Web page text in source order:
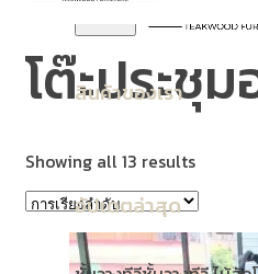
สินค้าของเรา
อัปเดตล่าสุด
โต๊ะประชุ
Showing all 13 results